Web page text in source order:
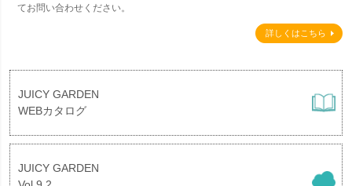
てお問い合わせください。
詳しくはこちら
JUICY GARDEN
WEBカタログ
JUICY GARDEN